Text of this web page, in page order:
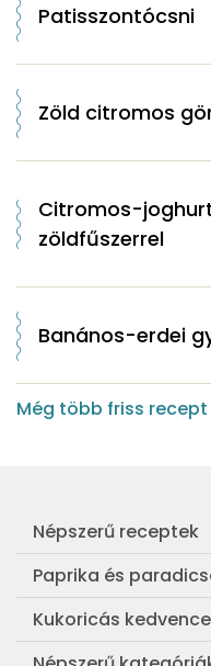
Patisszontócsni
Zöld citromos
Citromos-
zöldfűszerrel
Banános-erdei
Még több friss recept
Népszerű receptek
Frankfurti leves
Egyszerű muffin
Aranygaluska
Paprika és
Pan con Tomate
Paradicsom és paprika
Kukoricás
Legfinomabb főtt